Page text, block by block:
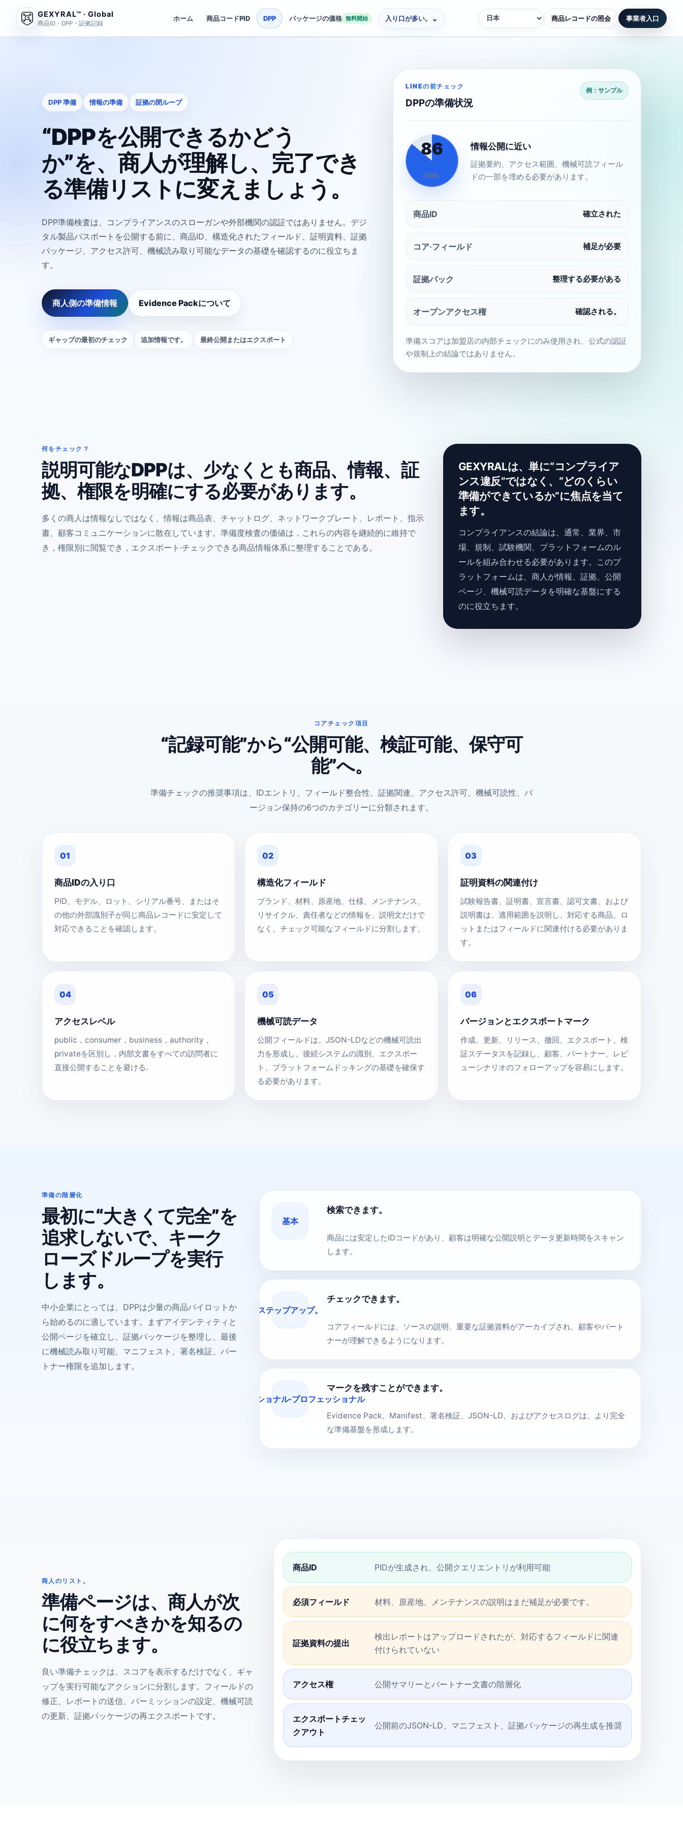
GEXYRAL™ · Global
商品ID・DPP・証拠記録
ホーム 商品コードPID DPP パッケージの価格 無料開始 入り口が多い。 ⌄ 商品レコードの照会 事業者入口
DPP 準備 情報の準備 証拠の閉ループ
“DPPを公開できるかどう
か”を、商人が理解し、完了でき
る準備リストに変えましょう。
DPP準備検査は、コンプライアンスのスローガンや外部機関の認証ではありません。デジ
タル製品パスポートを公開する前に、商品ID、構造化されたフィールド、証明資料、証拠
パッケージ、アクセス許可、機械読み取り可能なデータの基礎を確認するのに役立ちま
す。
商人側の準備情報 Evidence Packについて
ギャップの最初のチェック 追加情報です。 最終公開またはエクスポート
LINEの前チェック
DPPの準備状況
例：サンプル
86
/100
情報公開に近い
証拠要約、アクセス範囲、機械可読フィール
ドの一部を埋める必要があります。
商品ID 確立された
コア·フィールド 補足が必要
証拠パック 整理する必要がある
オープンアクセス権 確認される。
準備スコアは加盟店の内部チェックにのみ使用され、公式の認証
や規制上の結論ではありません。
何をチェック？
説明可能なDPPは、少なくとも商品、情報、証
拠、権限を明確にする必要があります。
多くの商人は情報なしではなく、情報は商品表、チャットログ、ネットワークプレート、レポート、指示
書、顧客コミュニケーションに散在しています。準備度検査の価値は，これらの内容を継続的に維持で
き，権限別に閲覧でき，エクスポート·チェックできる商品情報体系に整理することである。
GEXYRALは、単に“コンプライア
ンス違反”ではなく、“どのくらい
準備ができているか”に焦点を当て
ます。
コンプライアンスの結論は、通常、業界、市
場、規制、試験機関、プラットフォームのル
ールを組み合わせる必要があります。このプ
ラットフォームは、商人が情報、証拠、公開
ページ、機械可読データを明確な基盤にする
のに役立ちます。
コアチェック項目
“記録可能”から“公開可能、検証可能、保守可
能”へ。
準備チェックの推奨事項は、IDエントリ、フィールド整合性、証拠関連、アクセス許可、機械可読性、バ
ージョン保持の6つのカテゴリーに分類されます。
01
商品IDの入り口
PID、モデル、ロット、シリアル番号、またはそ
の他の外部識別子が同じ商品レコードに安定して
対応できることを確認します。
02
構造化フィールド
ブランド、材料、原産地、仕様、メンテナンス、
リサイクル、責任者などの情報を、説明文だけで
なく、チェック可能なフィールドに分割します。
03
証明資料の関連付け
試験報告書、証明書、宣言書、認可文書、および
説明書は、適用範囲を説明し、対応する商品、ロ
ットまたはフィールドに関連付ける必要がありま
す。
04
アクセスレベル
public，consumer，business，authority，
privateを区別し，内部文書をすべての訪問者に
直接公開することを避ける.
05
機械可読データ
公開フィールドは、JSON-LDなどの機械可読出
力を形成し、後続システムの識別、エクスポー
ト、プラットフォームドッキングの基礎を確保す
る必要があります。
06
バージョンとエクスポートマーク
作成、更新、リリース、撤回、エクスポート、検
証ステータスを記録し、顧客、パートナー、レビ
ューシナリオのフォローアップを容易にします。
準備の階層化
最初に“大きくて完全”を
追求しないで、キーク
ローズドループを実行
します。
中小企業にとっては、DPPは少量の商品パイロットか
ら始めるのに適しています。まずアイデンティティと
公開ページを確立し、証拠パッケージを整理し、最後
に機械読み取り可能、マニフェスト、署名検証、パー
トナー権限を追加します。
基本
検索できます。
商品には安定したIDコードがあり、顧客は明確な公開説明とデータ更新時間をスキャン
します。
ステップアップ。
チェックできます。
コアフィールドには、ソースの説明、重要な証拠資料がアーカイブされ、顧客やパート
ナーが理解できるようになります。
プロフェッショナル·プロフェッショナル
マークを残すことができます。
Evidence Pack、Manifest、署名検証、JSON-LD、およびアクセスログは、より完全
な準備基盤を形成します。
商人のリスト。
準備ページは、商人が次
に何をすべきかを知るの
に役立ちます。
良い準備チェックは、スコアを表示するだけでなく、ギャ
ップを実行可能なアクションに分割します。フィールドの
修正、レポートの送信、パーミッションの設定、機械可読
の更新、証拠パッケージの再エクスポートです。
商品ID PIDが生成され、公開クエリエントリが利用可能
必須フィールド 材料、原産地、メンテナンスの説明はまだ補足が必要です。
証拠資料の提出
検出レポートはアップロードされたが、対応するフィールドに関連
付けられていない
アクセス権 公開サマリーとパートナー文書の階層化
エクスポートチェッ
クアウト
公開前のJSON-LD、マニフェスト、証拠パッケージの再生成を推奨